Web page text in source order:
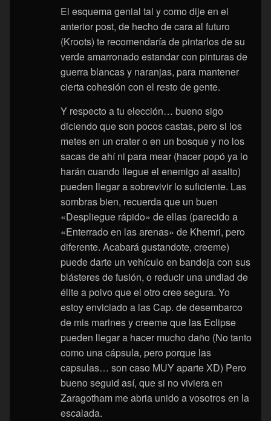
El esquema genial tal y como dije en el
anterior post, de hecho de cara al futuro
(Kroots) te recomendaría de pintarlos de su
verde amarronado estandar con pinturas de
guerra blancas y naranjas, para mantener
cierta cohesión con el resto de gente.
Y respecto a tu elección… bueno sigo
diciendo que son pocos castas, pero si los
metes en un crater o en un bosque y no los
sacas de ahí ni para mear (hacer popó ya lo
harán cuando llegue el enemigo al asalto)
pueden llegar a sobrevivir lo suficiente. Las
sombras bien, recuerda que un buen
«Despliegue rápido» de ellas (parecido a
«Enterrado en las arenas» de Khemri, pero
diferente. Acabará gustandote, creeme)
puede darte un vehículo en bandeja con sus
blásteres de fusión, o reducir una undiad de
élite a polvo que el otro cree segura. Yo
estoy enviciado a las Cap. de desembarco
de mis marines y creeme que las Eclipse
pueden llegar a hacer mucho daño (No tanto
como una cápsula, pero porque las
capsulas… son caso MUY aparte XD) Pero
bueno seguid así, que si no viviera en
Zaragotham me abria unido a vosotros en la
escalada.